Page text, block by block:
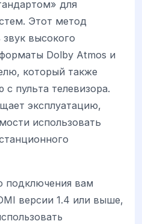
для
Этот метод
высокого
Dolby Atmos и
который также
пульта телевизора.
эксплуатацию,
использовать
подключения вам
версии 1.4 или выше,